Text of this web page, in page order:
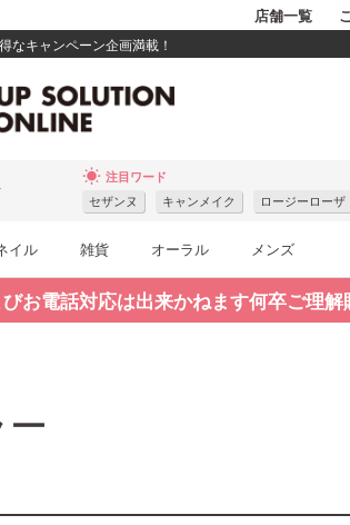
店舗一覧
なキャンペーン企画満載！
wb_sunny 注目ワード
セザンヌ キャンメイク ロージーローザ
イル 雑貨 オーラル メンズ
電話対応は出来かねます何卒ご理解